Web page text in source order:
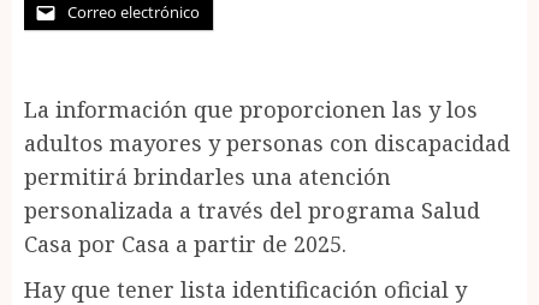
Correo electrónico
La información que proporcionen las y los
adultos mayores y personas con discapacidad
permitirá brindarles una atención
personalizada a través del programa Salud
Casa por Casa a partir de 2025.
Hay que tener lista identificación oficial y